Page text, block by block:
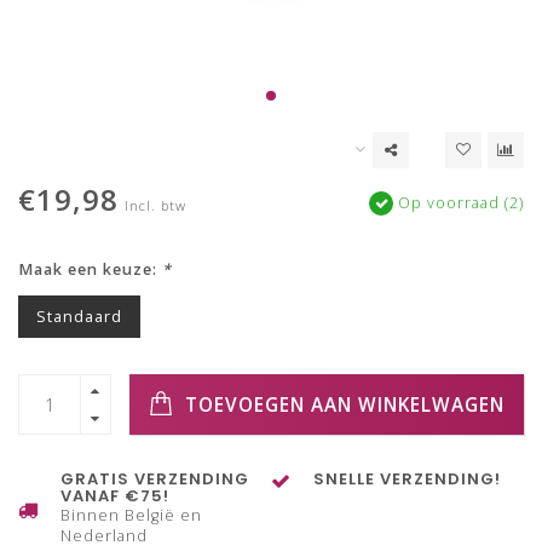
€19,98 Incl. btw Op voorraad (2)
Maak een keuze: *
Standaard
TOEVOEGEN AAN WINKELWAGEN
GRATIS VERZENDING
VANAF €75!
Binnen België en
Nederland
SNELLE VERZENDING!